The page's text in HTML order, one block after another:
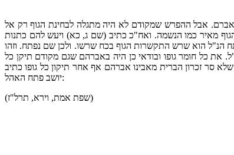
אברם. אבל ההפרש שמקודם לא היה מתגלה לבחינת הגוף רק אל
מאיר כמו הנשמה. ואח"כ כתיב (שם ג, כא) ויעש להם כתנות
הנ"ל הוא שרש התקשרות הגוף בכח שרשו. ולכן שם נפתח. וזהו
את כל חומר גופו ובודאי כן היה באברהם שגם מקודם תיקן כל
סר זכרון הברית מאבינו אברהם אף אחר תיקון כל גופו כתיב
יושב פתח האהל:
(שפת אמת, וירא, תרל"ז)